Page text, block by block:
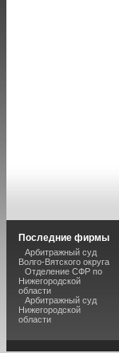
Последние фирмы
Арбитражный суд
Волго-Вятского округа
Отделение СФР по
Нижегородской
области
Арбитражный суд
Нижегородской
области